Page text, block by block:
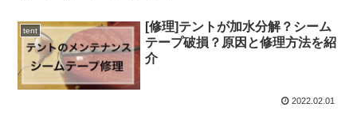
tent
[修理]テントが加水分解？シーム
テープ破損？原因と修理方法を紹
介
2022.02.01